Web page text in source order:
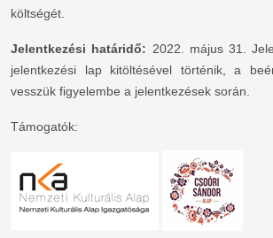
költségét.
Jelentkezési határidő: 2022. május 31.
jelentkezési lap kitöltésével történik, a
vesszük figyelembe a jelentkezések során.
Támogatók: